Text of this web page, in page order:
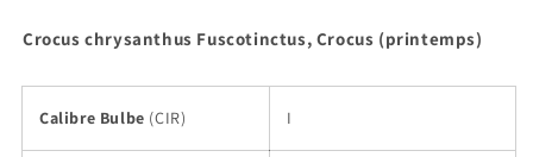
Crocus chrysanthus Fuscotinctus, Crocus (printemps)
Calibre Bulbe (CIR) I